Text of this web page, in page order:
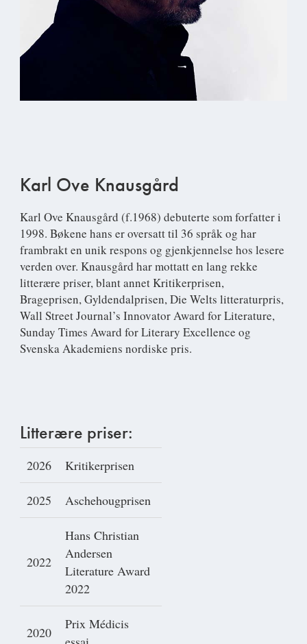
Karl Ove Knausgård
Karl Ove Knausgård (f.1968) debuterte som forfatter i
1998. Bøkene hans er oversatt til 36 språk og har
frambrakt en unik respons og gjenkjennelse hos lesere
verden over. Knausgård har mottatt en lang rekke
litterære priser, blant annet Kritikerprisen,
Brageprisen, Gyldendalprisen, Die Welts litteraturpris,
Wall Street Journal’s Innovator Award for Literature,
Sunday Times Award for Literary Excellence og
Svenska Akademiens nordiske pris.
Litterære priser:
2026 Kritikerprisen
2025 Aschehougprisen
2022
Hans Christian
Andersen
Literature Award
2022
2020
Prix Médicis